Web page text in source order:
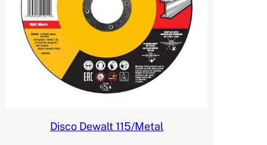
Disco Dewalt 115/Metal